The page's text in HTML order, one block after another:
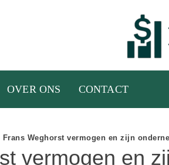
OVER ONS CONTACT
Frans Weghorst vermogen en zijn
vermogen en